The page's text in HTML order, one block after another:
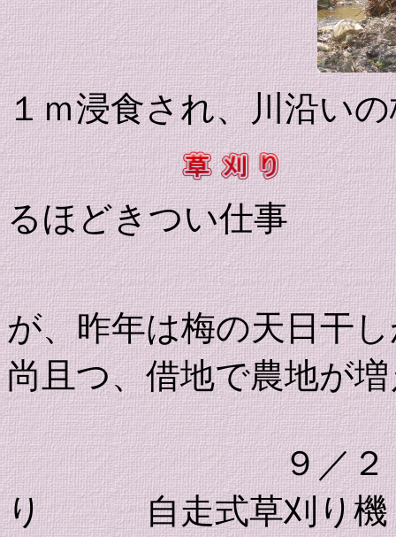
１ｍ浸食され、川沿い
るほどきつい仕事
下記は１
が、昨年は梅の天日干
尚且つ、借地で農地が
９／
り 自走式草刈り